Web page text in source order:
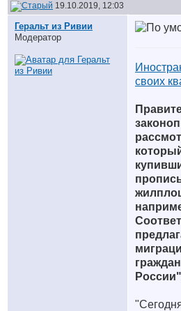
19.10.2019, 12:03
Геральт из Ривии
Модератор
своих